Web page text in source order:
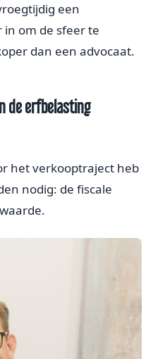
een
om de sfeer te
dan een advocaat.
de erfbelasting
het verkooptraject heb
nodig: de fiscale